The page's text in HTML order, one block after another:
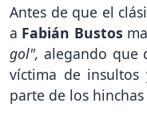
Antes de que el
a Fabián Bustos
gol", alegando que
víctima de
parte de los